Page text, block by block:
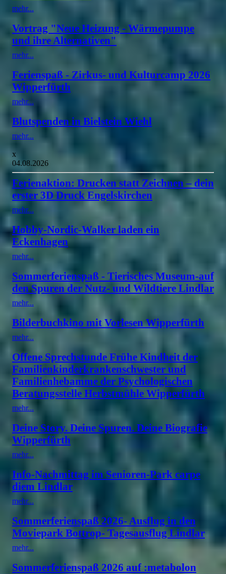
mehr...
Vortrag "Neue Heizung - Wärmepumpe
und ihre Alternativen"
mehr...
Ferienspaß - Zirkus- und Kulturcamp 2026
Wipperfürth
mehr...
Blutspenden in Bielstein Wiehl
mehr...
x
04.08.2026
Ferienaktion: Drucken statt Zeichnen – dein
erster 3D Druck Engelskirchen
mehr...
Hobby-Nordic-Walker laden ein
Eckenhagen
mehr...
Sommerferienspaß - Tierisches Museum-auf
den Spuren der Nutz- und Wildtiere Lindlar
mehr...
Bilderbuchkino mit Vorlesen Wipperfürth
mehr...
Offene Sprechstunde Frühe Kindheit der
Familienkinderkrankenschwester und
Familienhebamme der Psychologischen
Beratungsstelle Herbstmühle Wipperfürth
mehr...
Deine Story. Deine Spuren. Deine Biografie
Wipperfürth
mehr...
Info-Nachmittag im Senioren-Park carpe
diem Lindlar
mehr...
Sommerferienspaß 2026- Ausflug in den
Moviepark Bottrop- Tagesausflug Lindlar
mehr...
Sommerferienspaß 2026 auf :metabolon